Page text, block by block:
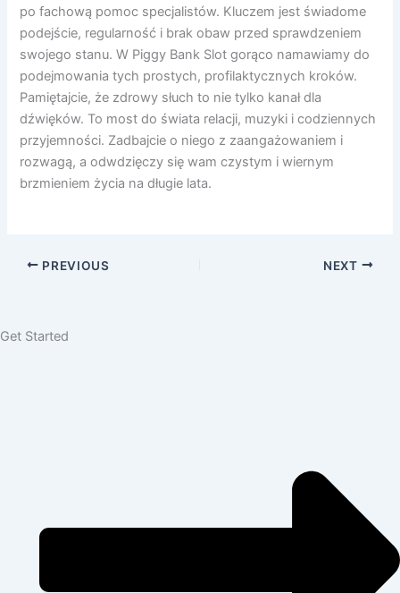
po fachową pomoc specjalistów. Kluczem jest świadome
podejście, regularność i brak obaw przed sprawdzeniem
swojego stanu. W Piggy Bank Slot gorąco namawiamy do
podejmowania tych prostych, profilaktycznych kroków.
Pamiętajcie, że zdrowy słuch to nie tylko kanał dla
dźwięków. To most do świata relacji, muzyki i codziennych
przyjemności. Zadbajcie o niego z zaangażowaniem i
rozwagą, a odwdzięczy się wam czystym i wiernym
brzmieniem życia na długie lata.
PREVIOUS NEXT
Get Started